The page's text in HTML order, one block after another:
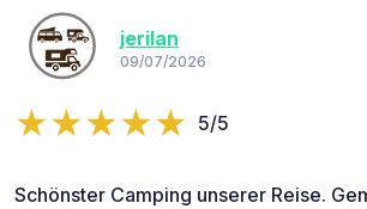
jerilan
09/07/2026
5/5
Schönster Camping unserer Reise.